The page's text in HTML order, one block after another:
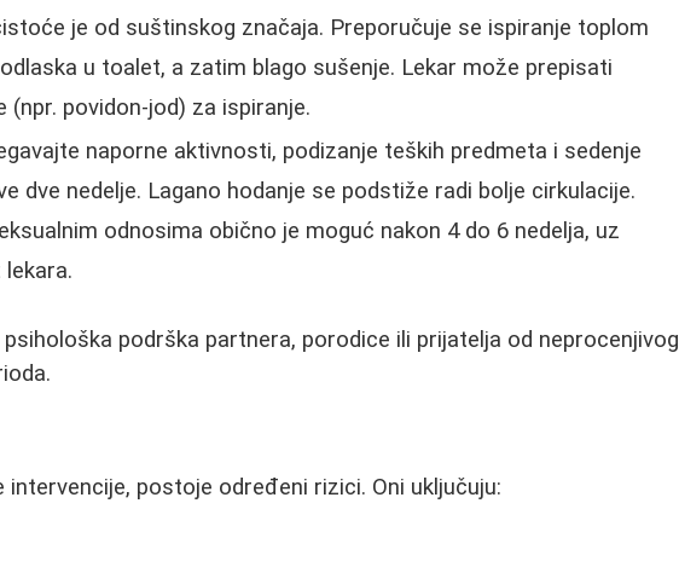
je od suštinskog značaja. Preporučuje se ispiranje toplom
u toalet, a zatim blago sušenje. Lekar može prepisati
povidon-jod) za ispiranje.
naporne aktivnosti, podizanje teških predmeta i sedenje
dve nedelje. Lagano hodanje se podstiže radi bolje cirkulacije.
odnosima obično je moguć nakon 4 do 6 nedelja, uz
podrška partnera, porodice ili prijatelja od neprocenjivog
intervencije, postoje određeni rizici. Oni uključuju: